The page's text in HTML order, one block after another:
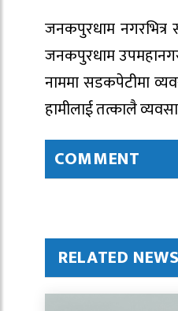
जनकपुरधाम
जनकपुरधाम
नाममा सडकपेटीमा
हामीलाई तत्कालै
COMMENT
RELATED NEWS